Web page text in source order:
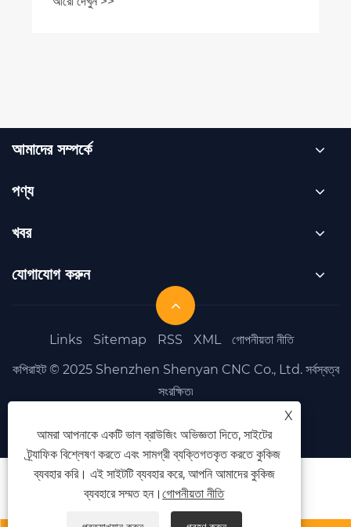
আমাদের সম্পর্কে
পণ্য
খবর
যোগাযোগ করুন
Links Sitemap RSS XML
গোপনীয়তা নীতি
কপিরাইট © 2025 Shenzhen Shenyan CNC Co., Ltd. সর্বস্বত্ব
সংরক্ষিত৷
X
আমরা আপনাকে একটি ভাল ব্রাউজিং অভিজ্ঞতা দিতে, সাইটের
ট্র্যাফিক বিশ্লেষণ করতে এবং সামগ্রী ব্যক্তিগতকৃত করতে কুকিজ
ব্যবহার করি। এই সাইটটি ব্যবহার করে, আপনি আমাদের কুকিজ
ব্যবহারে সম্মত হন।গোপনীয়তা নীতি